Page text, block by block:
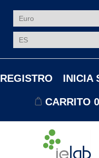
REGISTRO INICIA
CARRITO 0